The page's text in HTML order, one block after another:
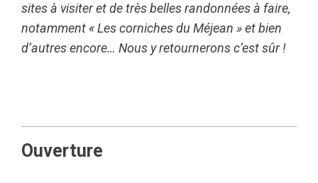
sites à visiter et de très belles randonnées à faire,
notamment « Les corniches du Méjean » et bien
d’autres encore… Nous y retournerons c’est sûr !
Ouverture